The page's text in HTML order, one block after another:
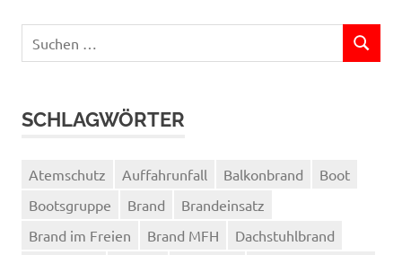
nach:
SUCHEN
SCHLAGWÖRTER
Atemschutz Auffahrunfall Balkonbrand
Boot
Bootsgruppe
Brand
Brandeinsatz
Brand im Freien
Brand MFH
Dachstuhlbrand